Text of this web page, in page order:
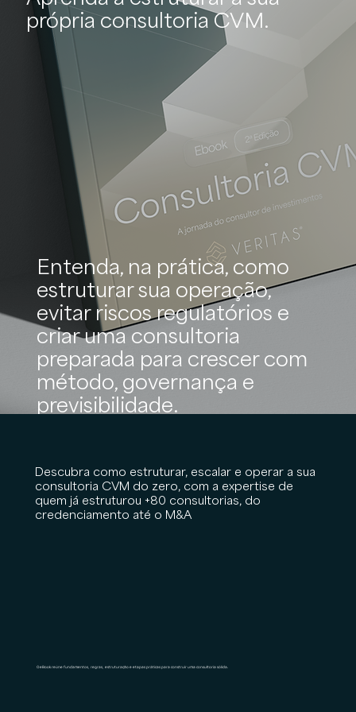
própria consultoria CVM.
Entenda, na prática, como
estruturar sua operação,
evitar riscos regulatórios e
criar uma consultoria
preparada para crescer com
método, governança e
previsibilidade.
O eBook reúne fundamentos, regras, estruturação e etapas práticas para construir uma consultoria sólida.
Descubra como estruturar, escalar e operar a sua
consultoria CVM do zero, com a expertise de
quem já estruturou +80 consultorias, do
credenciamento até o M&A